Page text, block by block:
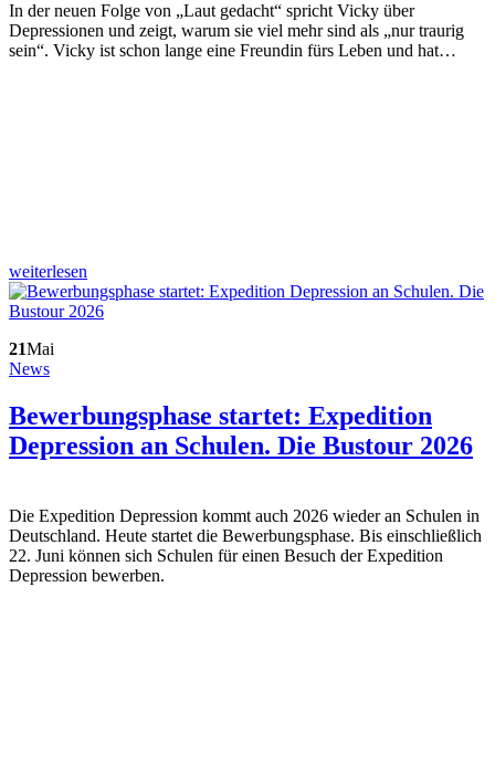
In der neuen Folge von „Laut gedacht“ spricht Vicky über
Depressionen und zeigt, warum sie viel mehr sind als „nur traurig
sein“. Vicky ist schon lange eine Freundin fürs Leben und hat…
weiterlesen
21Mai
News
Bewerbungsphase startet: Expedition
Depression an Schulen. Die Bustour 2026
Die Expedition Depression kommt auch 2026 wieder an Schulen in
Deutschland. Heute startet die Bewerbungsphase. Bis einschließlich
22. Juni können sich Schulen für einen Besuch der Expedition
Depression bewerben.